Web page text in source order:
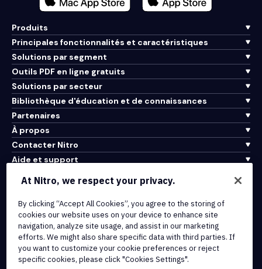
Produits
Principales fonctionnalités et caractéristiques
Solutions par segment
Outils PDF en ligne gratuits
Solutions par secteur
Bibliothèque d'éducation et de connaissances
Partenaires
À propos
Contacter Nitro
Aide et support
Conditions d'utilisation
Politique de cookies
Politique de copyright
Toutes les conditions et politiques
At Nitro, we respect your privacy.
By clicking “Accept All Cookies”, you agree to the storing of
cookies our website uses on your device to enhance site
navigation, analyze site usage, and assist in our marketing
efforts. We might also share specific data with third parties. If
you want to customize your cookie preferences or reject
specific cookies, please click "Cookies Settings".